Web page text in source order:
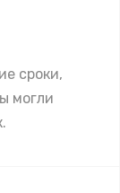
сроки,
могли